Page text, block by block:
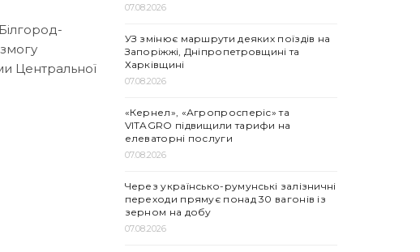
Центральної
07.08.2026
УЗ змінює маршрути деяких поїздів на
Запоріжжі, Дніпропетровщині та
Харківщині
07.08.2026
«Кернел», «Агропросперіс» та
VITAGRO підвищили тарифи на
елеваторні послуги
07.08.2026
Через українсько-румунські залізничні
переходи прямує понад 30 вагонів із
зерном на добу
07.08.2026